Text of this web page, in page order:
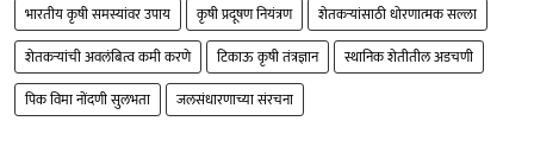
भारतीय कृषी समस्यांवर उपाय
कृषी प्रदूषण नियंत्रण
शेतकऱ्यांसाठी धोरणात्मक सल्ला
शेतकऱ्यांची अवलंबित्व कमी करणे
टिकाऊ कृषी तंत्रज्ञान
स्थानिक शेतीतील अडचणी
पिक विमा नोंदणी सुलभता
जलसंधारणाच्या संरचना